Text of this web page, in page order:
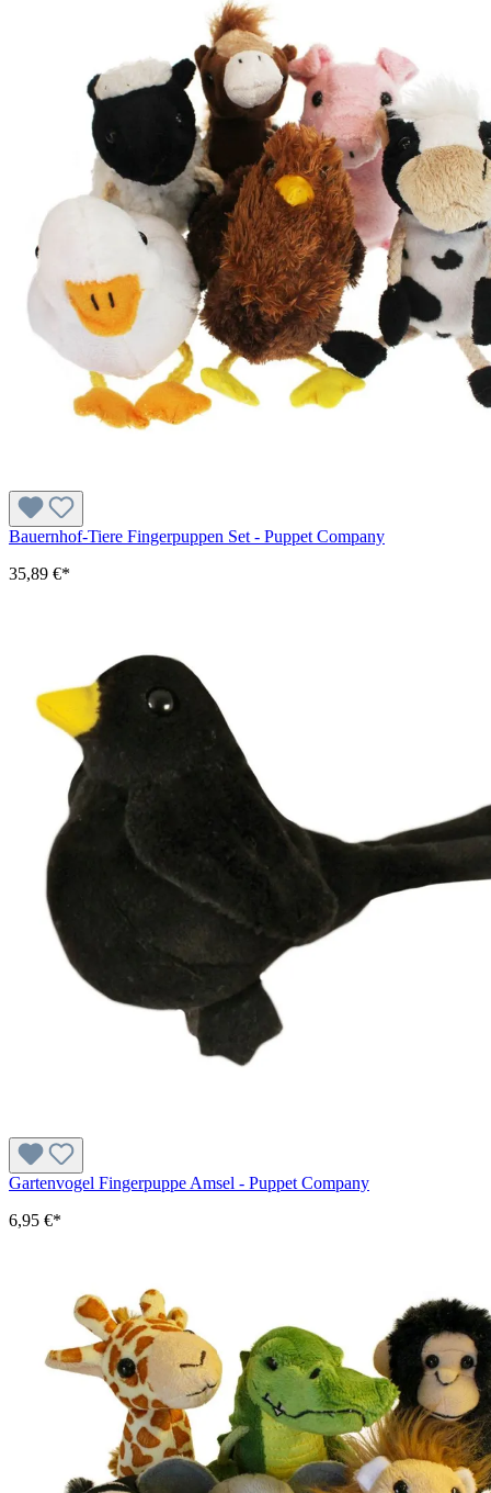
Bauernhof-Tiere Fingerpuppen Set - Puppet Company
35,89 €*
Gartenvogel Fingerpuppe Amsel - Puppet Company
6,95 €*